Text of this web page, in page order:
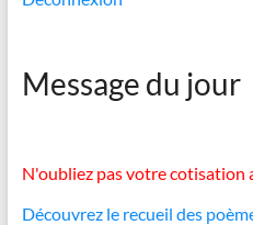
Message du jour
N'oubliez pas votre cotisation
Découvrez le recueil des